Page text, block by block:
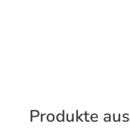
Produkte